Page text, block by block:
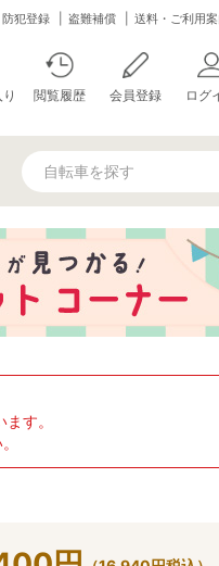
防犯登録 盗難補償 送料・ご利用
閲覧履歴 会員登録 ログ
す。